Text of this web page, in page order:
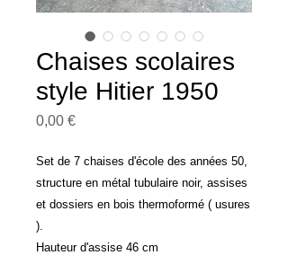
Chaises scolaires
style Hitier 1950
0,00 €Prix
Set de 7 chaises d'école des années 50,
structure en métal tubulaire noir, assises
et dossiers en bois thermoformé ( usures
).
Hauteur d'assise 46 cm